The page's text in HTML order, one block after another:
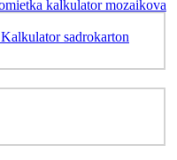
kalkulator mozaikova
Kalkulator sadrokarton